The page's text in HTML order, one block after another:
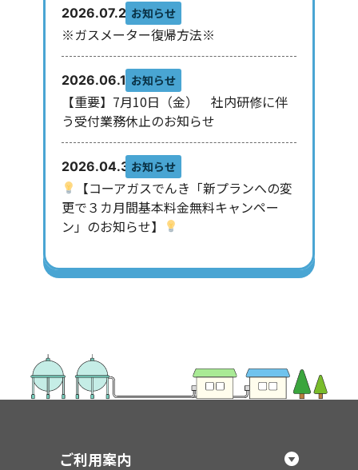
2026.07.29お知らせ
※ガスメーター復帰方法※
2026.06.10お知らせ
【重要】7月10日（金） 社内研修に伴
う受付業務休止のお知らせ
2026.04.30お知らせ
【コーアガスでんき「新プランへの変
更で３カ月間基本料金無料キャンペー
ン」のお知らせ】
ご利用案内